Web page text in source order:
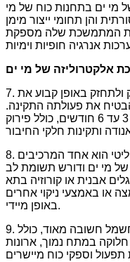
מי ים בתחנות כוח של מי
והן תחומי ייצור מימן
המתמשכת שלה מספקת
אלקטרוליזה של מי ים
7. בדיקה ותחזוקה שוטפות: יש לבדוק ולתחזק באופן קבוע את
את פעולתה התקינה.
בדרך כלל מומלץ לבצע בדיקה כל 3 עד 6 חודשים, כולל פירוק
8. רכיבי תא אלקטרוליטי: התא האלקטרוליטי הוא אחד המרכיבים
מי ים ודורש תשומת לב
אבנית או קורוזיה בתא
או באמצעי ניקוי אחרים
באופן מיידי.
9. מערכת חשמל: תחזוקה של מערכת החשמל חשובה מאוד, כולל
חלוקה במתח נמוך, ארונות